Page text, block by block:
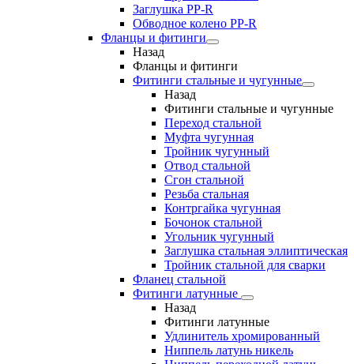
Заглушка PP-R
Обводное колено PP-R
Фланцы и фитинги
Назад
Фланцы и фитинги
Фитинги стальные и чугунные
Назад
Фитинги стальные и чугунные
Переход стальной
Муфта чугунная
Тройник чугунный
Отвод стальной
Сгон стальной
Резьба стальная
Контргайка чугунная
Бочонок стальной
Угольник чугунный
Заглушка стальная эллиптическая
Тройник стальной для сварки
Фланец стальной
Фитинги латунные
Назад
Фитинги латунные
Удлинитель хромированный
Ниппель латунь никель